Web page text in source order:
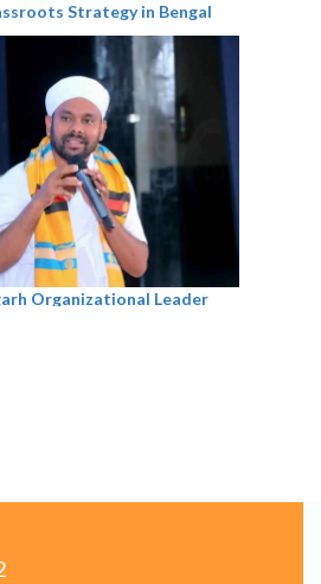
Strategy in Bengal
Organizational Leader